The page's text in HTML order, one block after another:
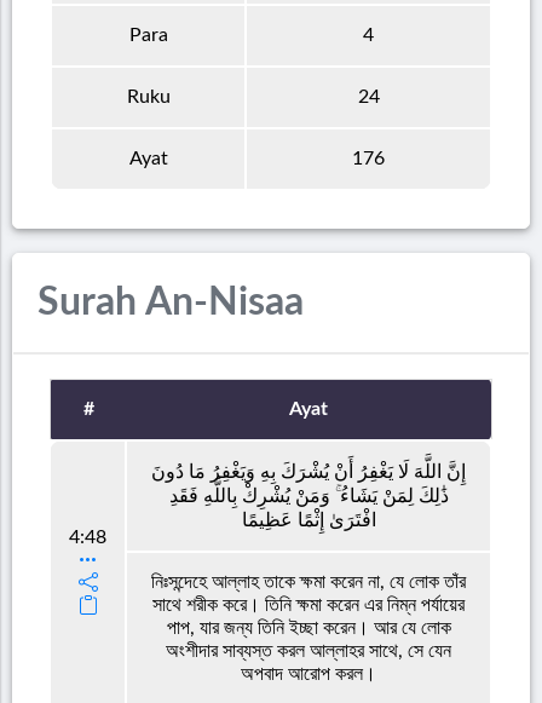
Para 4
Ruku 24
Ayat 176
Surah An-Nisaa
# Ayat
4:48
إِنَّ اللَّهَ لَا يَغْفِرُ أَنْ يُشْرَكَ بِهِ وَيَغْفِرُ مَا دُونَ
ذَٰلِكَ لِمَنْ يَشَاءُ ۚ وَمَنْ يُشْرِكْ بِاللَّهِ فَقَدِ
افْتَرَىٰ إِثْمًا عَظِيمًا
নিঃসন্দেহে আল্লাহ তাকে ক্ষমা করেন না, যে লোক তাঁর
সাথে শরীক করে। তিনি ক্ষমা করেন এর নিম্ন পর্যায়ের
পাপ, যার জন্য তিনি ইচ্ছা করেন। আর যে লোক
অংশীদার সাব্যস্ত করল আল্লাহর সাথে, সে যেন
অপবাদ আরোপ করল।